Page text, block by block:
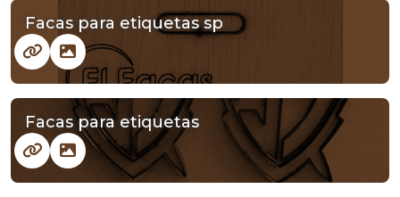
Facas para etiquetas sp
Facas para etiquetas